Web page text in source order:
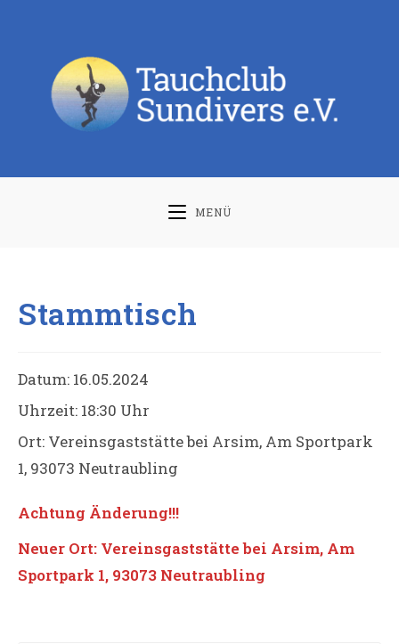
MENÜ
Stammtisch
Datum: 16.05.2024
Uhrzeit: 18:30 Uhr
Ort: Vereinsgaststätte bei Arsim, Am Sportpark
1, 93073 Neutraubling
Achtung Änderung!!!
Neuer Ort: Vereinsgaststätte bei Arsim, Am
Sportpark 1, 93073 Neutraubling